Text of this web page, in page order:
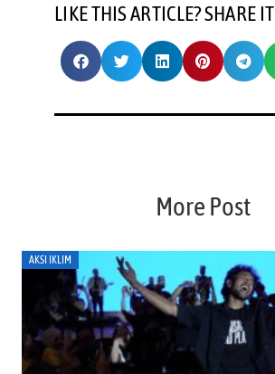
LIKE THIS ARTICLE? SHARE IT
More Post
AKSI IKLIM